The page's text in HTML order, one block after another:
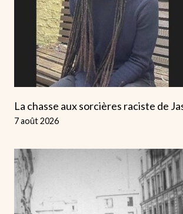
La chasse aux sorcières raciste de
7 août 2026